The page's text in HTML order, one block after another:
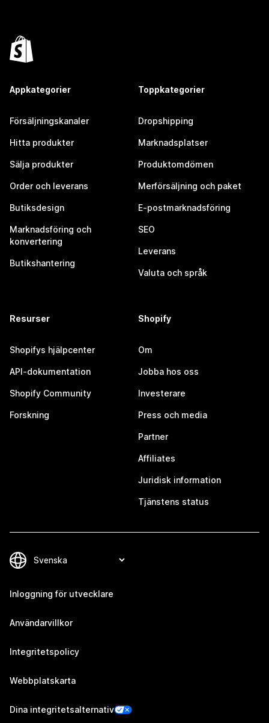
Appkategorier
Försäljningskanaler
Hitta produkter
Sälja produkter
Order och leverans
Butiksdesign
Marknadsföring och
konvertering
Butikshantering
Toppkategorier
Dropshipping
Marknadsplatser
Produktomdömen
Merförsäljning och paket
E-postmarknadsföring
SEO
Leverans
Valuta och språk
Resurser
Shopifys hjälpcenter
API-dokumentation
Shopify Community
Forskning
Shopify
Om
Jobba hos oss
Investerare
Press och media
Partner
Affiliates
Juridisk information
Tjänstens status
Inloggning för utvecklare
Användarvillkor
Integritetspolicy
Webbplatskarta
Dina integritetsalternativ